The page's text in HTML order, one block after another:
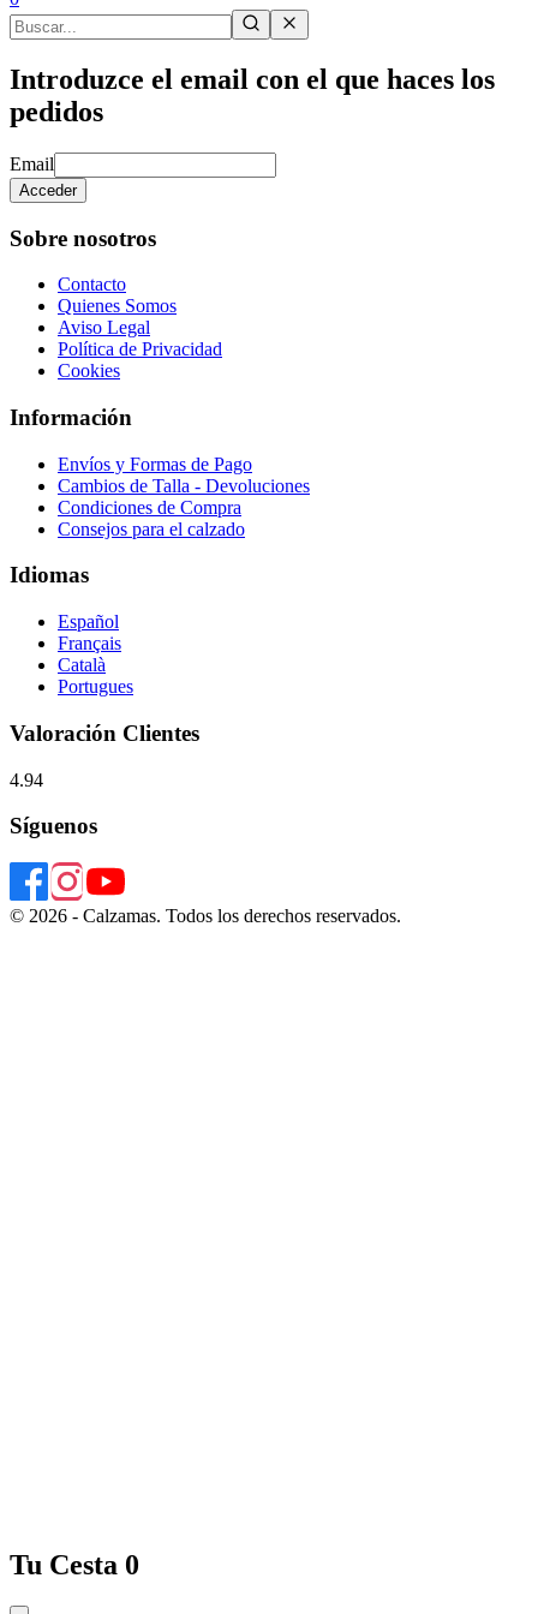
Introduzce el email con el que haces los
pedidos
Email
Acceder
Sobre nosotros
Contacto
Quienes Somos
Aviso Legal
Política de Privacidad
Cookies
Información
Envíos y Formas de Pago
Cambios de Talla - Devoluciones
Condiciones de Compra
Consejos para el calzado
Idiomas
Español
Français
Català
Portugues
Valoración Clientes
4.94
Síguenos
© 2026 - Calzamas. Todos los derechos reservados.
Tu Cesta 0